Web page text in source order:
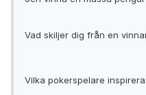
Vad skiljer dig från en
Vilka pokerspelare